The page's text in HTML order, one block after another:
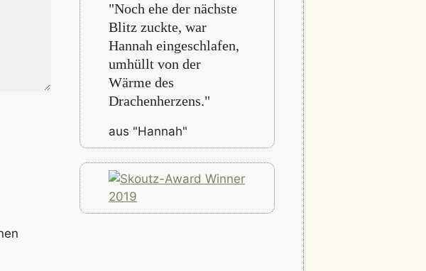
"Noch ehe der nächste
Blitz zuckte, war
Hannah eingeschlafen,
umhüllt von der
Wärme des
Drachenherzens."
aus "Hannah"